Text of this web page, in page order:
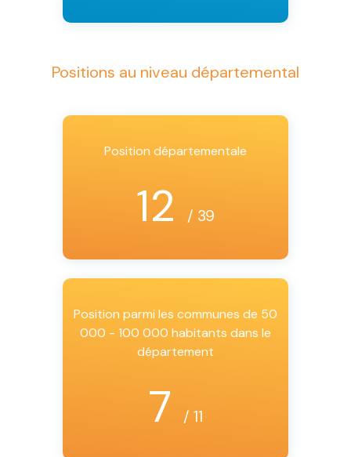
Positions au niveau départemental
Position départementale
12 / 39
Position parmi les communes de 50
000 - 100 000 habitants dans le
département
7 / 11